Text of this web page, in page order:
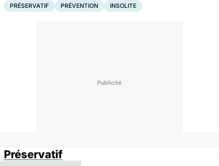
PRÉSERVATIF PRÉVENTION INSOLITE
Préservatif